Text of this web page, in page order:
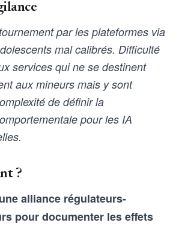
par les plateformes via
mal calibrés. Difficulté
services qui ne se destinent
aux mineurs mais y sont
de définir la
pour les IA
?
alliance régulateurs-
pour documenter les effets